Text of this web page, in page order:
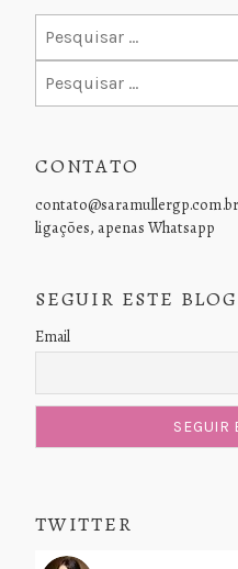
Pesquisar
por:
CONTATO
contato@saramullergp.com.br
ligações, apenas Whatsapp
SEGUIR ESTE BLOG
Email
TWITTER